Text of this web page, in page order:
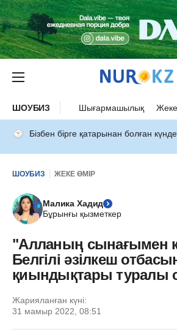
ШОУБИЗ Шығармашылық
Бізбен бірге қатарынан болған
ШОУБИЗ ЖЕКЕ ӨМІР
Малика Хадид
Бұрынғы қызметкер
"Алланың сынағымен
Белгілі әзілкеш
қиындықтары туралы
Жарияланған күні:
31 мамыр 2022, 08:51